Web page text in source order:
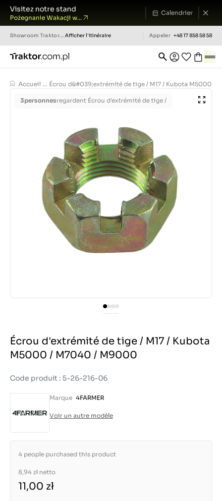
Visitez notre stand
Pożegnanie Wakacji w...
Calendrier
Showroom Traktor.com.pl Afficher l'itinéraire Appeler +48 17 858 58 58
Accueil ... Écrou d&#039;extrémité de tige / M17 / Kubota M5000 /
3personnesregardent Écrou d'extrémité de tige /
Écrou d'extrémité de tige / M17 / Kubota
M5000 / M7040 / M9000
Code produit : 5-26-216-06
Marque 4FARMER
Voir un autre modèle
4 people purchased this product
8,94 zł netto
11,00 zł